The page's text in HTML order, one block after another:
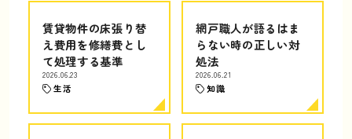
賃貸物件の床張り替
え費用を修繕費とし
て処理する基準
2026.06.23
生活
網戸職人が語るはま
らない時の正しい対
処法
2026.06.21
知識